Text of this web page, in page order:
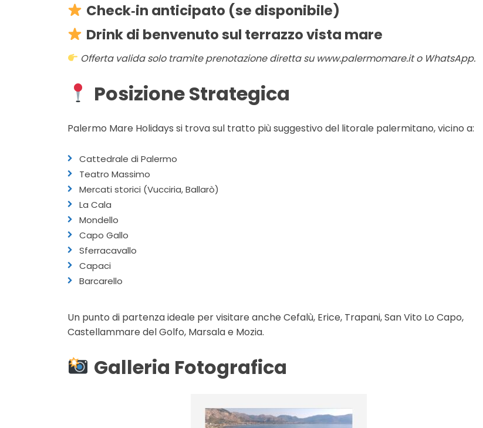
Check‑in anticipato (se disponibile)
Drink di benvenuto sul terrazzo vista mare
Offerta valida solo tramite prenotazione diretta su www.palermomare.it o WhatsApp.
Posizione Strategica
Palermo Mare Holidays si trova sul tratto più suggestivo del litorale palermitano, vicino a:
Cattedrale di Palermo
Teatro Massimo
Mercati storici (Vucciria, Ballarò)
La Cala
Mondello
Capo Gallo
Sferracavallo
Capaci
Barcarello
Un punto di partenza ideale per visitare anche Cefalù, Erice, Trapani, San Vito Lo Capo,
Castellammare del Golfo, Marsala e Mozia.
Galleria Fotografica